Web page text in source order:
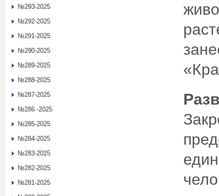
№293-2025
№292-2025
№291-2025
№290-2025
№289-2025
№288-2025
№287-2025
№286 -2025
№285-2025
№284-2025
№283-2025
№282-2025
№281-2025